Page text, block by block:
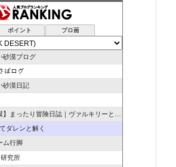
ポイント ブロ画
砂漠ブログ
ばログ
砂漠日記
まったり冒険日誌｜ヴァルキリーと闇の精霊の旅
ダレンと解く
ム行脚
究所